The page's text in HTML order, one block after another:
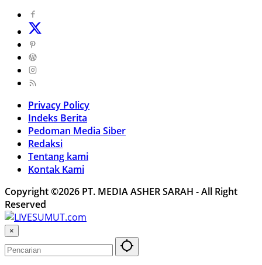
Privacy Policy
Indeks Berita
Pedoman Media Siber
Redaksi
Tentang kami
Kontak Kami
Copyright ©2026 PT. MEDIA ASHER SARAH - All Right
Reserved
×